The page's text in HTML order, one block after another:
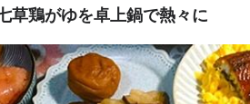
草鶏がゆを卓上鍋で熱々に